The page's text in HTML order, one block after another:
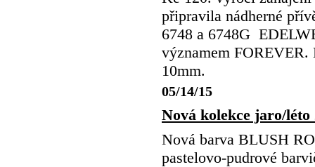
připravila nádherné
6748 a 6748G
významem FOREVER.
10mm.
05/14/15
Nová kolekce jaro/
Nová barva BLUSH
pastelovo-pudrové